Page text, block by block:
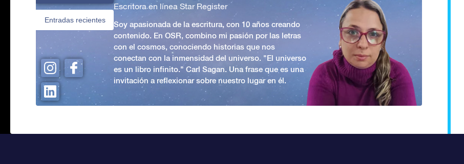
Entradas recientes
Escritora en línea Star Register
Soy apasionada de la escritura, con 10 años creando
contenido. En OSR, combino mi pasión por las letras
con el cosmos, conociendo historias que nos
conectan con la inmensidad del universo. "El universo
es un libro infinito." Carl Sagan. Una frase que es una
invitación a reflexionar sobre nuestro lugar en él.